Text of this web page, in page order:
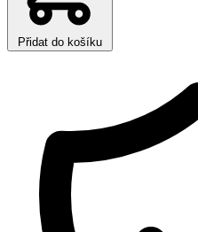
Přidat do košíku